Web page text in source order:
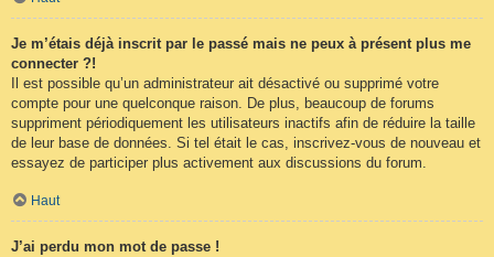
Je m’étais déjà inscrit par le passé mais ne peux à présent plus me
connecter ?!
Il est possible qu’un administrateur ait désactivé ou supprimé votre
compte pour une quelconque raison. De plus, beaucoup de forums
suppriment périodiquement les utilisateurs inactifs afin de réduire la taille
de leur base de données. Si tel était le cas, inscrivez-vous de nouveau et
essayez de participer plus activement aux discussions du forum.
Haut
J’ai perdu mon mot de passe !